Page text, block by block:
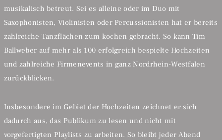
musikalisch betreut. Sei es alleine oder im Duo mit
Saxophonisten, Violinisten oder Percussionisten hat er bereits
zahlreiche Tanzflächen zum kochen gebracht. So kann Tim
Ballweber auf mehr als 100 erfolgreich bespielte Hochzeiten
und zahlreiche Firmenevents in ganz Nordrhein-Westfalen
zurückblicken.
Insbesondere im Gebiet der Hochzeiten zeichnet er sich
dadurch aus, das Publikum zu lesen und nicht mit
vorgefertigten Playlists zu arbeiten. So bleibt jeder Abend